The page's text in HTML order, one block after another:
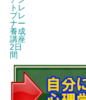
トレ
プレ
ナー
養成
講座
2日
間